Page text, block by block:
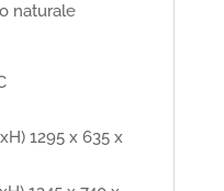
naturale
1295 x 635 x